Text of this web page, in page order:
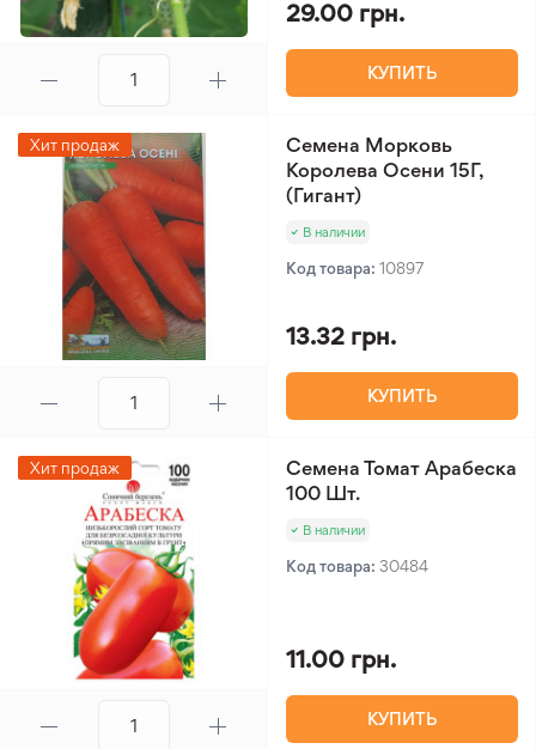
29.00 грн.
КУПИТЬ
Хит продаж
Семена Морковь
Королева Осени 15Г,
(Гигант)
В наличии
Код товара: 10897
13.32 грн.
КУПИТЬ
Хит продаж
Семена Томат Арабеска
100 Шт.
В наличии
Код товара: 30484
11.00 грн.
КУПИТЬ